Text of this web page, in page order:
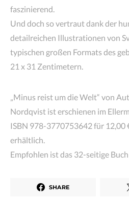
faszinierend.
Und doch so vertraut dank der
detailreichen Illustrationen von
typischen großen Formats des
21 x 31 Zentimetern.
„Minus reist um die Welt“ von
Nordqvist ist erschienen im
ISBN 978-3770753642 für 12,00
erhältlich.
Empfohlen ist das 32-seitige
SHARE